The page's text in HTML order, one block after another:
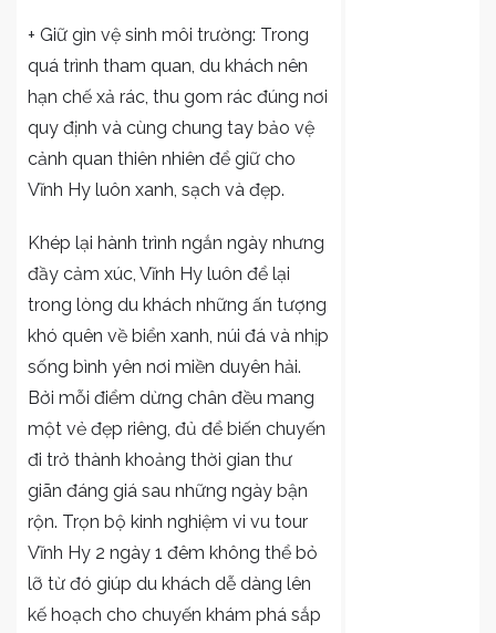
+ Giữ gìn vệ sinh môi trường: Trong
quá trình tham quan, du khách nên
hạn chế xả rác, thu gom rác đúng nơi
quy định và cùng chung tay bảo vệ
cảnh quan thiên nhiên để giữ cho
Vĩnh Hy luôn xanh, sạch và đẹp.
Khép lại hành trình ngắn ngày nhưng
đầy cảm xúc, Vĩnh Hy luôn để lại
trong lòng du khách những ấn tượng
khó quên về biển xanh, núi đá và nhịp
sống bình yên nơi miền duyên hải.
Bởi mỗi điểm dừng chân đều mang
một vẻ đẹp riêng, đủ để biến chuyến
đi trở thành khoảng thời gian thư
giãn đáng giá sau những ngày bận
rộn. Trọn bộ kinh nghiệm vi vu tour
Vĩnh Hy 2 ngày 1 đêm không thể bỏ
lỡ từ đó giúp du khách dễ dàng lên
kế hoạch cho chuyến khám phá sắp